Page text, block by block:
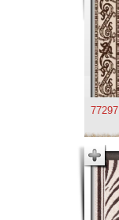
77297